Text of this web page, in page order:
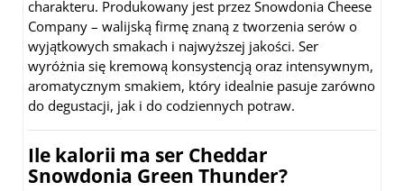
charakteru. Produkowany jest przez Snowdonia Cheese
Company – walijską firmę znaną z tworzenia serów o
wyjątkowych smakach i najwyższej jakości. Ser
wyróżnia się kremową konsystencją oraz intensywnym,
aromatycznym smakiem, który idealnie pasuje zarówno
do degustacji, jak i do codziennych potraw.
Ile kalorii ma ser Cheddar
Snowdonia Green Thunder?